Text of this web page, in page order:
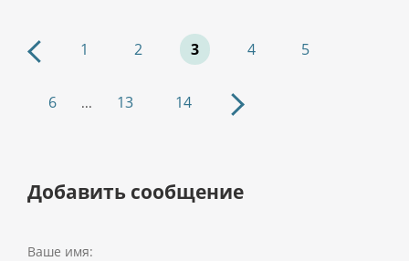
1 2 3 4 5
6 ... 13 14
Добавить сообщение
Ваше имя: